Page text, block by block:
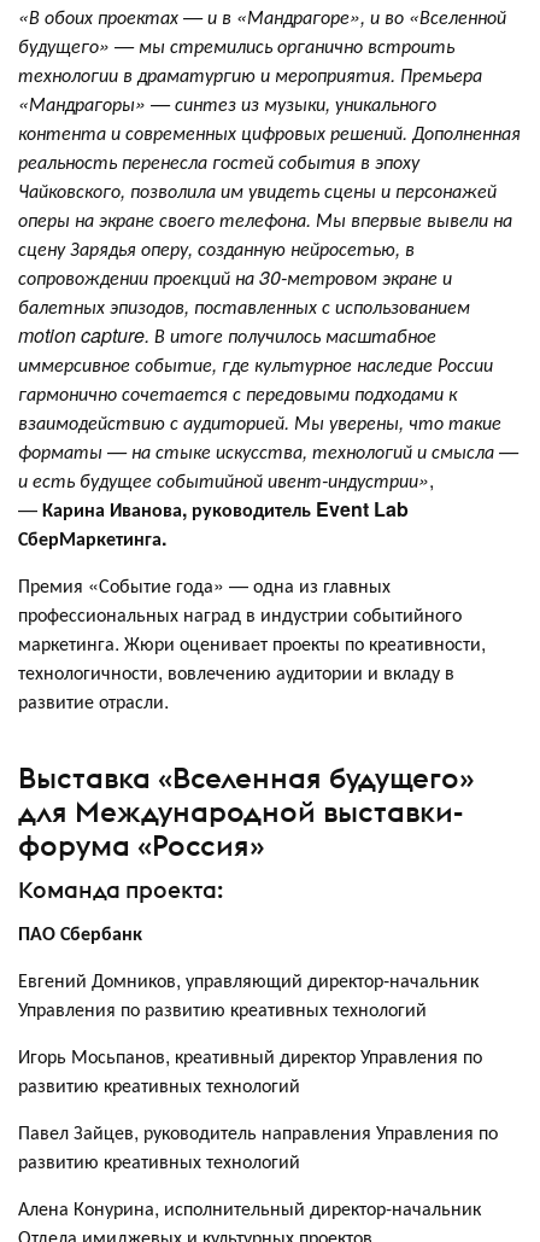
«В обоих проектах — и в «Мандрагоре», и во «Вселенной
будущего» — мы стремились органично встроить
технологии в драматургию и мероприятия. Премьера
«Мандрагоры» — синтез из музыки, уникального
контента и современных цифровых решений. Дополненная
реальность перенесла гостей события в эпоху
Чайковского, позволила им увидеть сцены и персонажей
оперы на экране своего телефона. Мы впервые вывели на
сцену Зарядья оперу, созданную нейросетью, в
сопровождении проекций на 30-метровом экране и
балетных эпизодов, поставленных с использованием
motion capture. В итоге получилось масштабное
иммерсивное событие, где культурное наследие России
гармонично сочетается с передовыми подходами к
взаимодействию с аудиторией. Мы уверены, что такие
форматы — на стыке искусства, технологий и смысла —
и есть будущее событийной ивент-индустрии»,
—Карина Иванова, руководитель Event Lab
СберМаркетинга.
Премия «Событие года» — одна из главных
профессиональных наград в индустрии событийного
маркетинга. Жюри оценивает проекты по креативности,
технологичности, вовлечению аудитории и вкладу в
развитие отрасли.
Выставка «Вселенная будущего»
для Международной выставки-
форума «Россия»
Команда проекта:
ПАО Сбербанк
Евгений Домников, управляющий директор-начальник
Управления по развитию креативных технологий
Игорь Мосьпанов, креативный директор Управления по
развитию креативных технологий
Павел Зайцев, руководитель направления Управления по
развитию креативных технологий
Алена Конурина, исполнительный директор-начальник